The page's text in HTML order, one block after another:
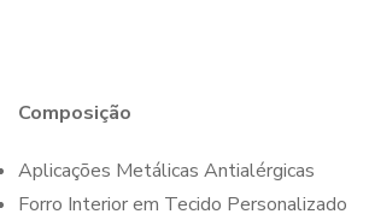
Composição
Aplicações Metálicas Antialérgicas
Forro Interior em Tecido Personalizado